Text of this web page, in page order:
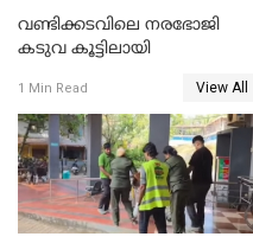
വണ്ടിക്കടവിലെ നരഭോജി
കടുവ കൂട്ടിലായി
1 Min Read View All